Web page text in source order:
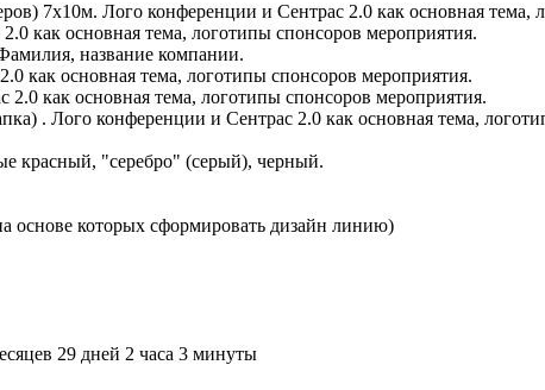
7х10м. Лого конференции и Сентрас 2.0 как основная тема,
как основная тема, логотипы спонсоров мероприятия.
название компании.
как основная тема, логотипы спонсоров мероприятия.
как основная тема, логотипы спонсоров мероприятия.
. Лого конференции и Сентрас 2.0 как основная тема,
красный, "серебро" (серый), черный.
основе которых сформировать дизайн линию)
29 дней 2 часа 3 минуты